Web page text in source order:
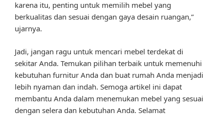
karena itu, penting untuk memilih mebel yang
berkualitas dan sesuai dengan gaya desain ruangan,”
ujarnya.
Jadi, jangan ragu untuk mencari mebel terdekat di
sekitar Anda. Temukan pilihan terbaik untuk memenuhi
kebutuhan furnitur Anda dan buat rumah Anda menjadi
lebih nyaman dan indah. Semoga artikel ini dapat
membantu Anda dalam menemukan mebel yang sesuai
dengan selera dan kebutuhan Anda. Selamat